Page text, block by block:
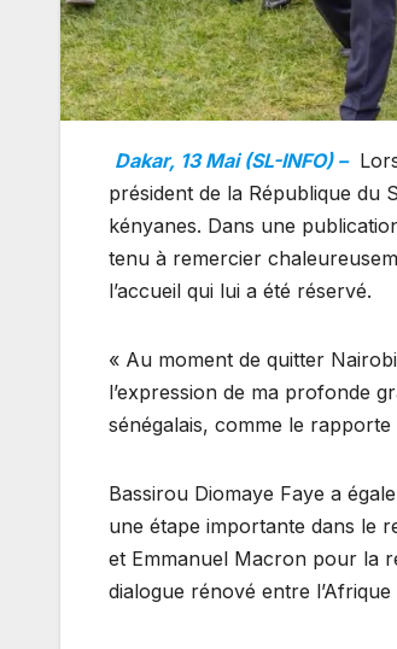
Dakar, 13 Mai (SL-INFO) –
président de la République du
kényanes. Dans une
tenu à remercier
l’accueil qui lui a été réservé.
« Au moment de quitter
l’expression de ma profonde
sénégalais, comme le rapporte
Bassirou Diomaye Faye a
une étape importante dans le
et Emmanuel Macron pour la
dialogue rénové entre